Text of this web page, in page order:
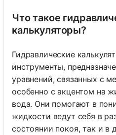
Что такое
калькуляторы?
Гидравлические
инструменты,
уравнений, связанных с
особенно с акцентом на
вода. Они помогают в
жидкости ведут себя в
состоянии покоя, так и в